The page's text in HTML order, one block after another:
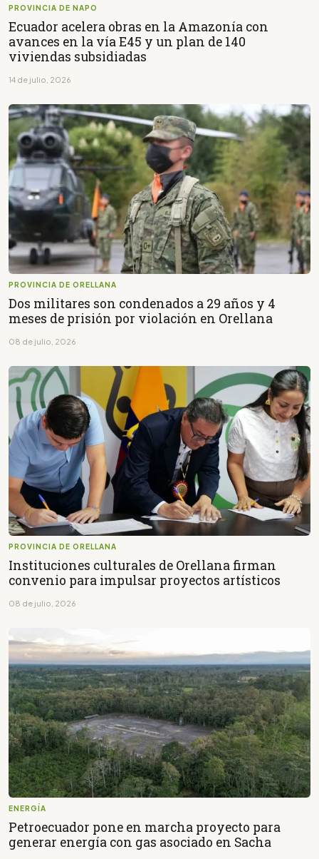
PROVINCIA DE NAPO
Ecuador acelera obras en la Amazonía con
avances en la vía E45 y un plan de 140
viviendas subsidiadas
14 de julio, 2026
PROVINCIA DE ORELLANA
Dos militares son condenados a 29 años y 4
meses de prisión por violación en Orellana
08 de julio, 2026
PROVINCIA DE ORELLANA
Instituciones culturales de Orellana firman
convenio para impulsar proyectos artísticos
08 de julio, 2026
ENERGÍA
Petroecuador pone en marcha proyecto para
generar energía con gas asociado en Sacha